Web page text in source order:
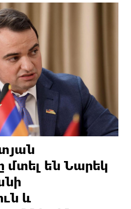
մտել են Նարեկ
և